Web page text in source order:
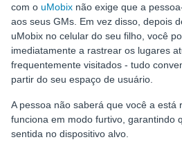
com o uMobix não exige que a
aos seus GMs. Em vez disso, depois
uMobix no celular do seu filho, você
imediatamente a rastrear os lugares
frequentemente visitados - tudo
partir do seu espaço de usuário.
A pessoa não saberá que você a está
funciona em modo furtivo, garantindo
sentida no dispositivo alvo.